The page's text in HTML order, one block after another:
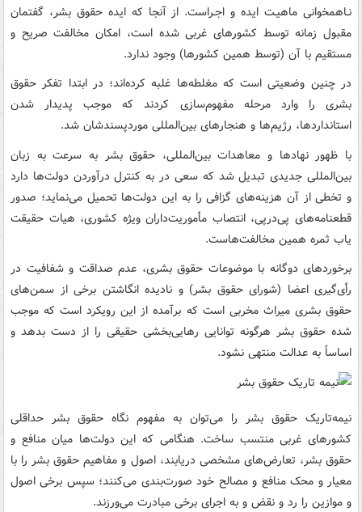
ﻧـﺎﻫﻤﺨﻮانی ﻣﺎﻫﻴـﺖ ایده و اﺟـﺮاست. از آنجا که ایده حقوق بشر، گفتمان
مقبول زمانه توسط کشورهای غربی شده است، امکان مخالفت صریح و
مستقیم با آن (توسط همین کشورها) وجود ندارد.
در چنین وضعیتی است که مغلطه‌ها غلبه کرده‌اند؛ در ابتدا تفکر حقوق
بشری را وارد مرحله مفهوم‌سازی کردند که موجب پدیدار شدن
استانداردها، رژیم‌ها و هنجارهای بین‌المللی موردپسندشان شد.
با ظهور نهادها و معاهدات بین‌المللی، حقوق بشر به ‌سرعت به زبان
بین‌المللی جدیدی تبدیل شد که سعی در به کنترل درآوردن دولت‌ها دارد
و تخطی از آن هزینه‌های گزافی را به این دولت‌ها تحمیل می‌نماید؛ صدور
قطعنامه‌های پی‌درپی، انتصاب مأموریت‌داران ویژه کشوری، هیات حقیقت
یاب ثمره همین مخالفت‌هاست.
برخوردهای دوگانه با موضوعات حقوق بشری، عدم صداقت و شفافیت در
رأی‌گیری اعضا (شورای حقوق بشر) و نادیده انگاشتن برخی از سمن‌های
حقوق بشری میراث مخربی است که برآمده از این رویکرد است که موجب
شده حقوق بشر هرگونه توانایی رهایی‌بخشی حقیقی را از دست بدهد و
اساساً به عدالت منتهی نشود.
نیمه‌تاریک حقوق بشر را می‌توان به مفهوم نگاه حقوق بشر حداقلی
کشورهای غربی منتسب ساخت. هنگامی که این دولت‌ها میان منافع و
حقوق بشر، تعارض‌های مشخصی دریابند، اصول و مفاهیم حقوق بشر را با
معیار و محک منافع و مصالح خود صورت‌بندی می‌کنند؛ سپس برخی اصول
و موازین را رد و نقض و به اجرای برخی مبادرت می‌ورزند.